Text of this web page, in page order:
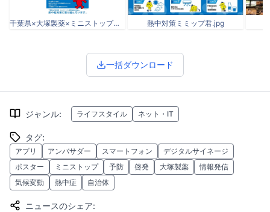
千葉県×大塚製薬×ミニストップ様_ポスター_2025年.jpg 熱中対策ミミップ君.jpg
一括ダウンロード
ジャンル: ライフスタイル ネット・IT
タグ:
アプリ アンバサダー スマートフォン
デジタルサイネージ
ポスター
ミニストップ 予防 啓発 大塚製薬
情報発信
気候変動
熱中症 自治体
ニュースのシェア: